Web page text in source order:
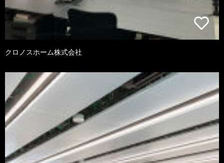
クロノスホーム株式会社